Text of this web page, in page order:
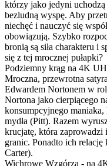
którzy jako jedyni
bezludną wyspę. Aby
niechęć i nauczyć się
obowiązują. Szybko
bronią są siła charakteru i
się z tej mrocznej pułapki?
Podziemny krąg na 4K
Mroczna, przewrotna
Edwardem Nortonem w
Nortona jako cierpiącego
konsumpcyjnego
mydła (Pitt). Razem
krucjatę, która
granic. Ponadto ich
Carter).
Wichrowe Wzgórza - na